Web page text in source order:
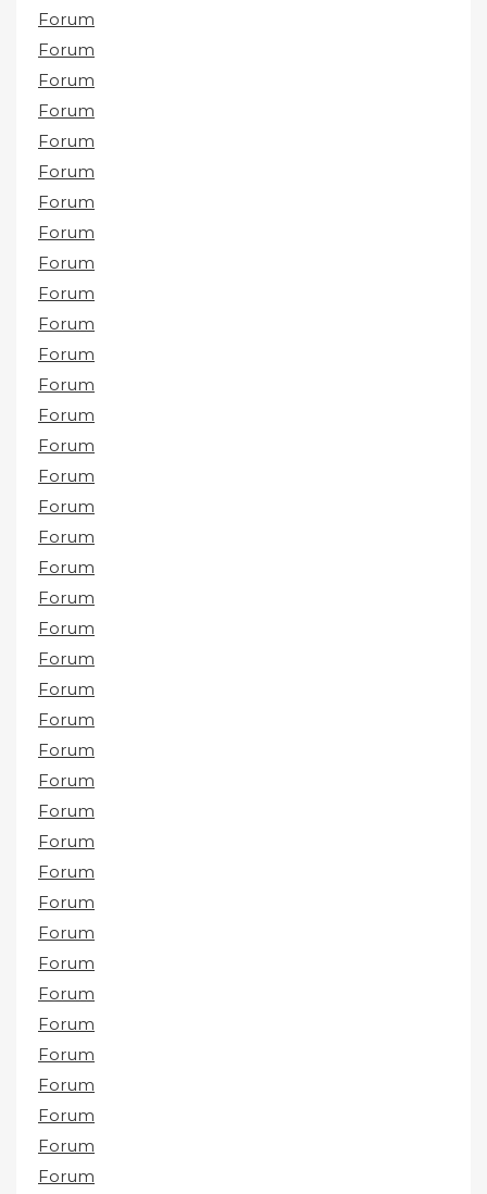
Forum
Forum
Forum
Forum
Forum
Forum
Forum
Forum
Forum
Forum
Forum
Forum
Forum
Forum
Forum
Forum
Forum
Forum
Forum
Forum
Forum
Forum
Forum
Forum
Forum
Forum
Forum
Forum
Forum
Forum
Forum
Forum
Forum
Forum
Forum
Forum
Forum
Forum
Forum